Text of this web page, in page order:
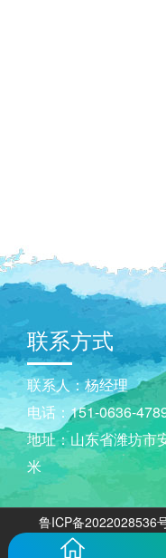
联系方式
联系人：杨经理
电话：151-0636-
地址：山东省潍坊市
米
鲁ICP备2022028536